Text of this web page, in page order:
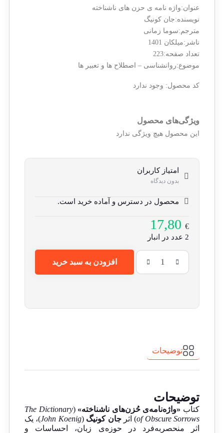
عنوان:واژه نامه ی حزن های ناشناخته
نویسنده:جان کونیگ
مترجم:سوما زمانی
ناشر:میلکان 1401
تعداد صفحه:223
موضوع:روانشناسی – اصطلاح ها و تعبیر ها
کد محصول: وجود ندارد
ویژگی‌های محصول
این محصول هیچ ویژگی ندارد
امتیاز کاربران
بدون دیدگاه
محصول در دسترس و آماده خرید است.
17,80€
2 عدد در انبار
واژه
نامه
افزودن به سبد خرید
توضیحات
توضیحات
کتاب «واژه‌نامه‌ی حُزن‌های ناشناخته» (
The Dictionary
of Obscure Sorrows) اثرجان کونیگ (
John Koenig)، یک
اثر منحصربه‌فرد در حوزه‌ی زبان، احساسات و